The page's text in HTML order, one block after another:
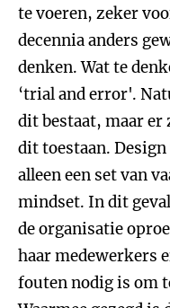
te voeren, zeker
decennia anders
denken. Wat te
‘trial and error'.
dit bestaat, maar
dit toestaan.
alleen een set van
mindset. In dit
de organisatie
haar medewerkers
fouten nodig is om